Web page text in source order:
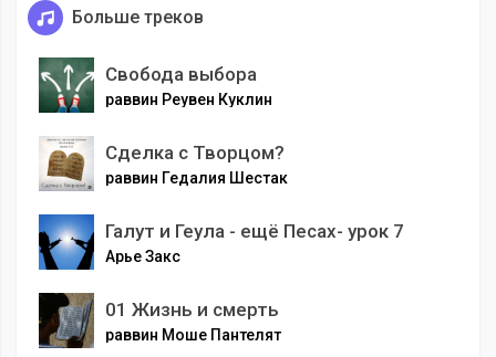
Больше треков
Свобода выбора
раввин Реувен Куклин
Сделка с Творцом?
раввин Гедалия Шестак
Галут и Геула - ещё Песах- урок 7
Арье Закс
01 Жизнь и смерть
раввин Моше Пантелят